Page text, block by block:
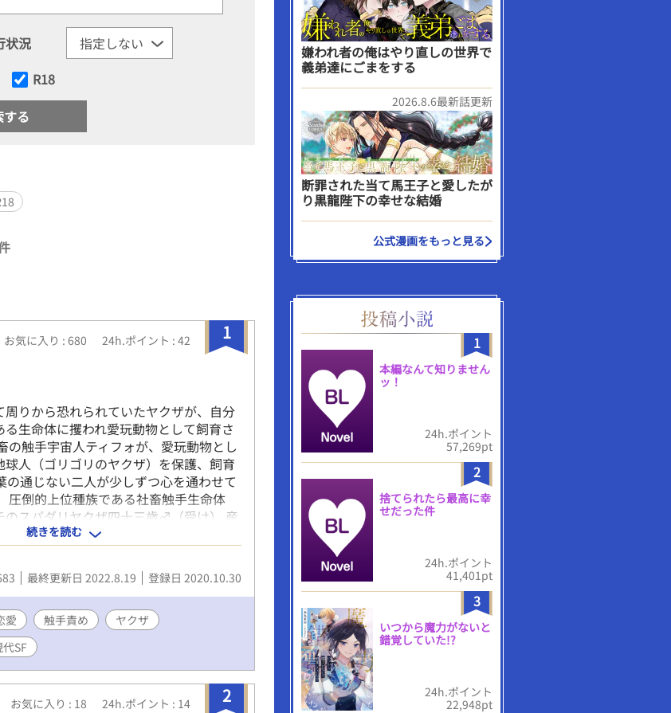
状況
R18
1
お気に入り : 680 24h.ポイント : 42
周りから恐れられていたヤクザが、自分
生命体に攫われ愛玩動物として飼育さ
触手宇宙人ティフォが、愛玩動物とし
人（ゴリゴリのヤクザ）を保護、飼育
の通じない二人が少しずつ心を通わせて
圧倒的上位種族である社畜触手生命体
のスパダリヤクザ四十三歳♂（受け） 産
情報が渋滞している二人ですが、読みす
ほど、見た目が化け物の触手宇宙人も
く思えてくるから、あら不思議。かわい
きに切なく、ときにイチャコラな胸キュ
。現代SF（少し不思議）。溺愛ハピエ
ルズで本編完結済みの転載です。（本
ソロジーに寄稿していた番外編を加筆
続きを読む
最終更新日 2022.8.19 登録日 2020.10.30
愛 触手責め
ヤクザ
代SF
2
お気に入り : 18 24h.ポイント : 14
嫌われ者の俺はやり直しの世界で
義弟達にごまをする
2026.8.6最新話更新
断罪された当て馬王子と愛したが
り黒龍陛下の幸せな結婚
公式漫画をもっと見る
1
本編なんて知りません
ッ！
24h.ポイント
57,269pt
2
捨てられたら最高に幸
せだった件
24h.ポイント
41,401pt
3
いつから魔力がないと
錯覚していた!?
24h.ポイント
22,948pt